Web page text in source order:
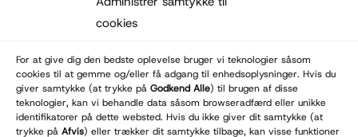
cookies
For at give dig den bedste oplevelse bruger vi teknologier såsom
cookies til at gemme og/eller få adgang til enhedsoplysninger. Hvis du
giver samtykke (at trykke på Godkend Alle) til brugen af disse
teknologier, kan vi behandle data såsom browseradfærd eller unikke
identifikatorer på dette websted. Hvis du ikke giver dit samtykke (at
trykke på Afvis) eller trækker dit samtykke tilbage, kan visse funktioner
© Wulffnature.dk - 2026 Betal med: